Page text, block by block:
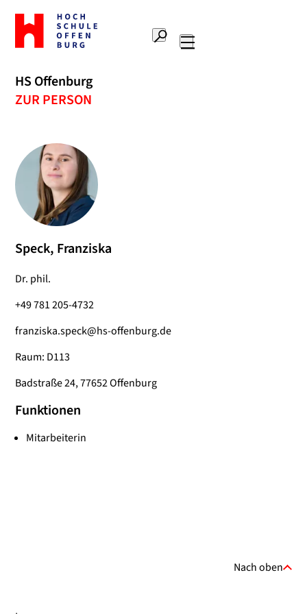
Zur
Startseite
Hochschule
Suche
HS Offenburg
ZUR PERSON
Speck, Franziska
Dr. phil.
+49 781 205-4732
franziska.speck@hs-offenburg.de
Raum: D113
Badstraße 24, 77652 Offenburg
Funktionen
Mitarbeiterin
Nach oben